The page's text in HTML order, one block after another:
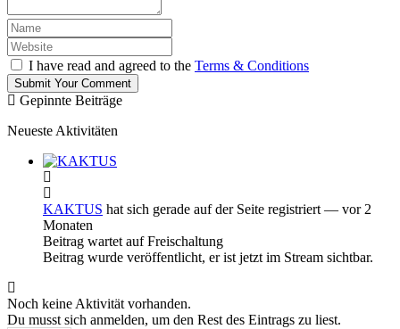
I have read and agreed to the Terms & Conditions
Submit Your Comment
Gepinnte Beiträge
Neueste Aktivitäten
KAKTUS hat sich gerade auf der Seite registriert — vor 2
Monaten
Beitrag wartet auf Freischaltung
Beitrag wurde veröffentlicht, er ist jetzt im Stream sichtbar.
Noch keine Aktivität vorhanden.
Du musst sich anmelden, um den Rest des Eintrags zu liest.